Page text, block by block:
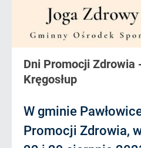
Dni Promocji Zdrowia
Kręgosłup
W gminie
Promocji Zdrowia,